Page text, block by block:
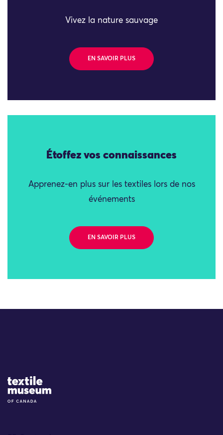
Vivez la nature sauvage
EN SAVOIR PLUS
Étoffez vos connaissances
Apprenez-en plus sur les textiles lors de nos
événements
EN SAVOIR PLUS
Site Logo